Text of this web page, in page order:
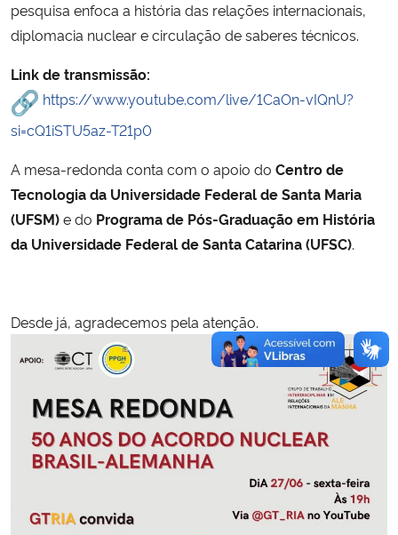
pesquisa enfoca a história das relações internacionais,
diplomacia nuclear e circulação de saberes técnicos.
Link de transmissão:
https://www.youtube.com/live/1CaOn-vIQnU?
si=cQ1iSTU5az-T21p0
A mesa-redonda conta com o apoio do Centro de
Tecnologia da Universidade Federal de Santa Maria
(UFSM)e do Programa de Pós-Graduação em História
da Universidade Federal de Santa Catarina (UFSC).
Desde já, agradecemos pela atenção.